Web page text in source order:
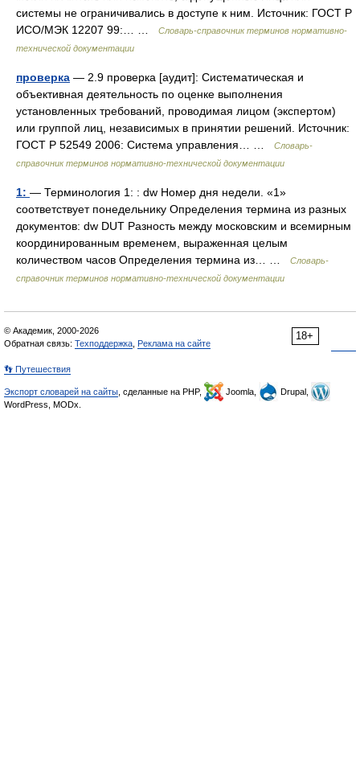
системы не ограничивались в доступе к ним. Источник: ГОСТ Р
ИСО/МЭК 12207 99:… …
Словарь-справочник терминов нормативно-
технической документации
проверка — 2.9 проверка [аудит]: Систематическая и
объективная деятельность по оценке выполнения
установленных требований, проводимая лицом (экспертом)
или группой лиц, независимых в принятии решений. Источник:
ГОСТ Р 52549 2006: Система управления… …
Словарь-
справочник терминов нормативно-технической документации
1: — Терминология 1: : dw Номер дня недели. «1»
соответствует понедельнику Определения термина из разных
документов: dw DUT Разность между московским и всемирным
координированным временем, выраженная целым
количеством часов Определения термина из… …
Словарь-
справочник терминов нормативно-технической документации
18+
© Академик, 2000-2026
Обратная связь: Техподдержка Реклама на сайте
👣 Путешествия
Экспорт словарей на сайты , сделанные на PHP, Joomla,
Drupal,
WordPress, MODx.